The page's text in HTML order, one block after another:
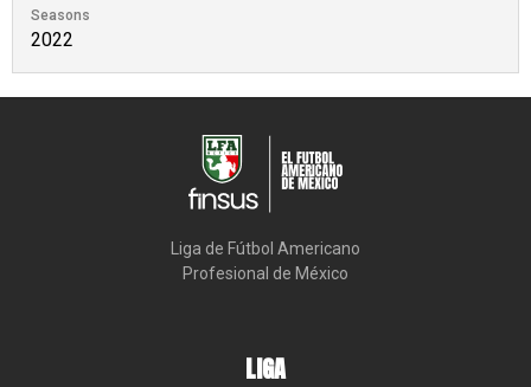
Seasons
2022
Liga de Fútbol Americano
Profesional de México
LIGA